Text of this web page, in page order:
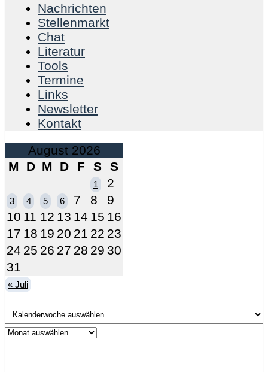
Nachrichten
Stellenmarkt
Chat
Literatur
Tools
Termine
Links
Newsletter
Kontakt
August 2026
M
D M D F S S
1 2
3 4 5 6 7 8
9
10 11 12 13 14 15 16
17 18 19 20 21 22 23
24 25 26 27 28 29 30
31
« Juli